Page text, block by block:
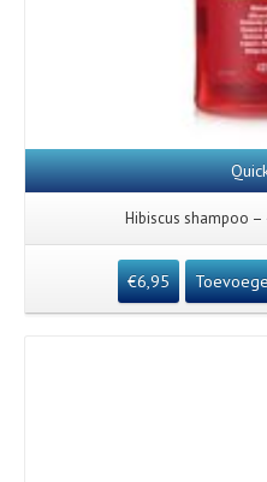
Hibiscus shampoo –
€6,95